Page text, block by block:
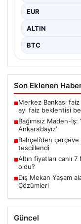
EUR
ALTIN
BTC
Son Eklenen
■Merkez Bankası
ayı faiz beklentisi
■Bağımsız Maden-
Ankara’dayız’
■Bahçeli’den çerçeve
tescillendi
■Altın fiyatları canlı
oldu?
■Dış Mekan Yaşam
Çözümleri
Güncel